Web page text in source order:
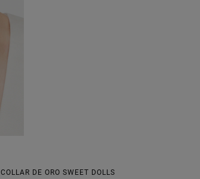
COLLAR DE ORO SWEET DOLLS